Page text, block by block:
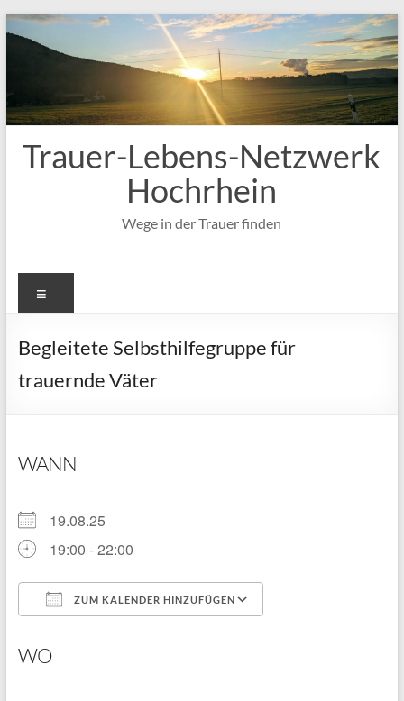
Zum
Inhalt
springen
Trauer-Lebens-Netzwerk
Hochrhein
Wege in der Trauer finden
Begleitete Selbsthilfegruppe für
trauernde Väter
WANN
19.08.25
19:00 - 22:00
ZUM KALENDER HINZUFÜGEN
WO